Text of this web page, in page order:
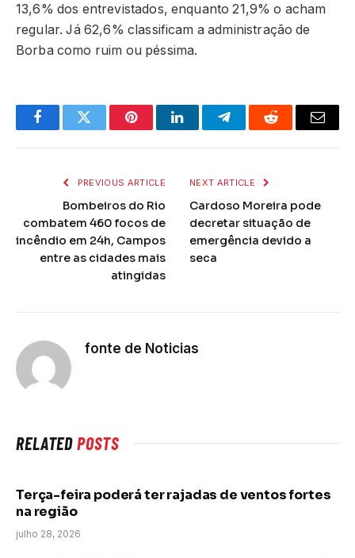
13,6% dos entrevistados, enquanto 21,9% o acham
regular. Já 62,6% classificam a administração de
Borba como ruim ou péssima.
FacebookTwitter PinterestLinkedInTelegramReddit Email
PREVIOUS ARTICLE
Bombeiros do Rio
combatem 460 focos de
incêndio em 24h, Campos
entre as cidades mais
atingidas
NEXT ARTICLE
Cardoso Moreira pode
decretar situação de
emergência devido a
seca
fonte de Noticias
RELATEDPOSTS
Terça-feira poderá ter rajadas de ventos fortes
na região
julho 28, 2026